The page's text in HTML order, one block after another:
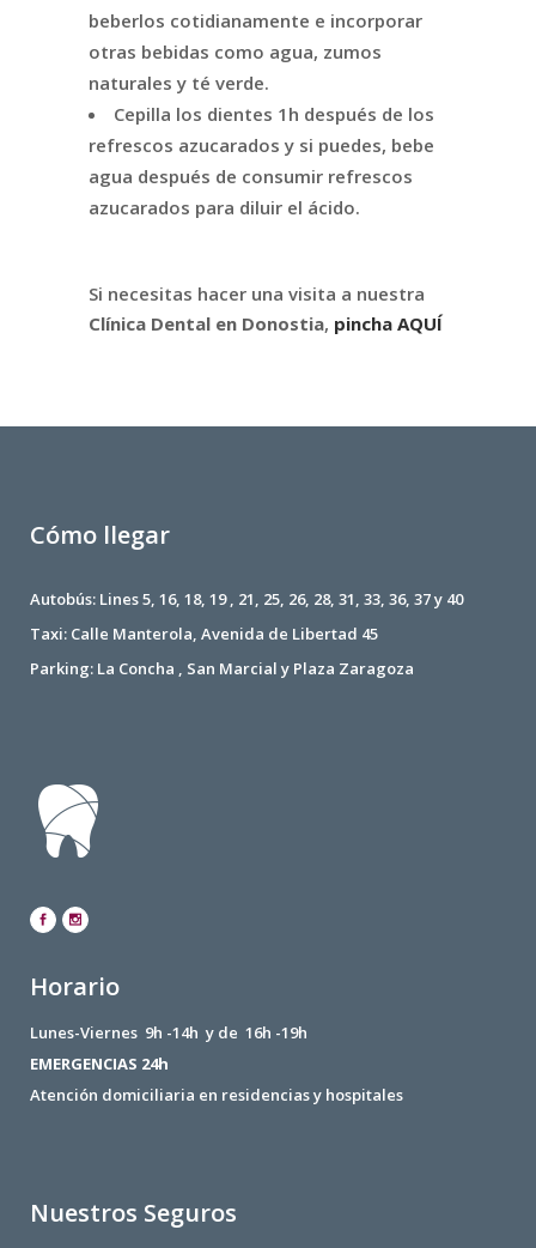
beberlos cotidianamente e incorporar
otras bebidas como agua, zumos
naturales y té verde.
Cepilla los dientes 1h después de los
refrescos azucarados y si puedes, bebe
agua después de consumir refrescos
azucarados para diluir el ácido.
Si necesitas hacer una visita a nuestra
Clínica Dental en Donostia, pincha AQUÍ
Cómo llegar
Autobús: Lines 5, 16, 18, 19 , 21, 25, 26, 28, 31, 33, 36, 37 y 40
Taxi: Calle Manterola, Avenida de Libertad 45
Parking: La Concha , San Marcial y Plaza Zaragoza
Horario
Lunes-Viernes 9h -14h y de 16h -19h
EMERGENCIAS 24h
Atención domiciliaria en residencias y hospitales
Nuestros Seguros